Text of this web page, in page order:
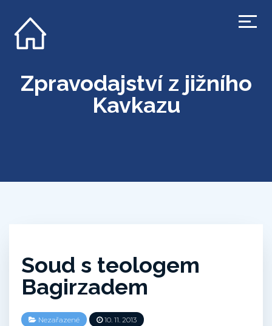
Zpravodajství z jižního
Kavkazu
Soud s teologem
Bagirzadem
Nezařazené 10. 11. 2013